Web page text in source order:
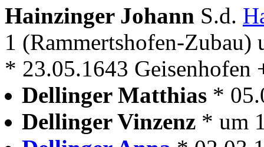
Hainzinger Johann S.d.
1 (Rammertshofen-Zubau)
* 23.05.1643 Geisenhofen
Dellinger Matthias *
Dellinger Vinzenz * um